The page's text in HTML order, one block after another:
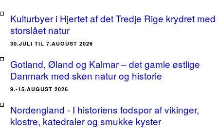
Kulturbyer i Hjertet af det Tredje Rige krydret med
storslået natur
30.JULI TIL 7.AUGUST 2026
Gotland, Øland og Kalmar – det gamle østlige
Danmark med skøn natur og historie
9.-15.AUGUST 2026
Nordengland - I historiens fodspor af vikinger,
klostre, katedraler og smukke kyster